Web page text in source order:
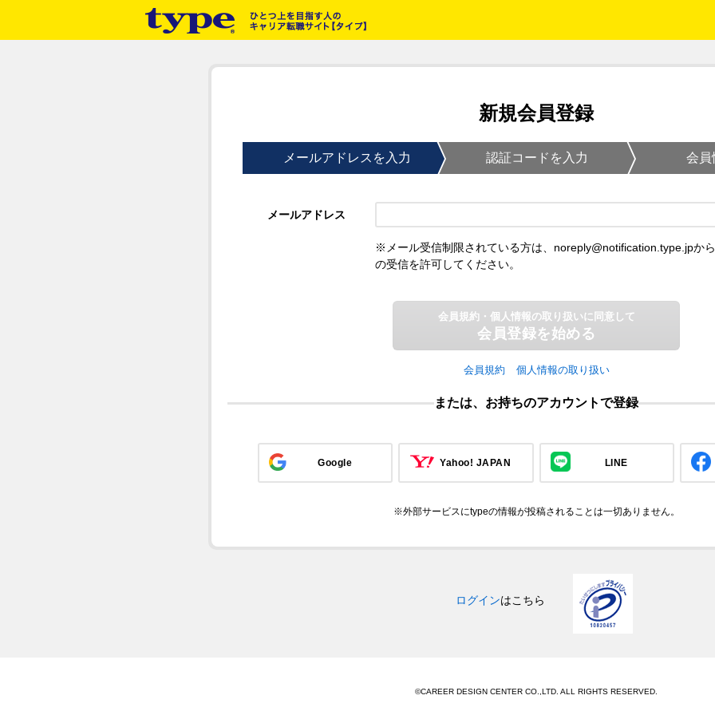
新規会員登録
メールアドレスを入力 認証コードを入力 会員
メールアドレス
※メール受信制限されている方は、noreply@notification.type.jpから
の受信を許可してください。
会員規約・個人情報の取り扱いに同意して
会員登録を始める
会員規約 個人情報の取り扱い
または、お持ちのアカウントで登録
Google Yahoo! JAPAN LINE
※外部サービスにtypeの情報が投稿されることは一切ありません。
ログインはこちら
©CAREER DESIGN CENTER CO.,LTD. ALL RIGHTS RESERVED.